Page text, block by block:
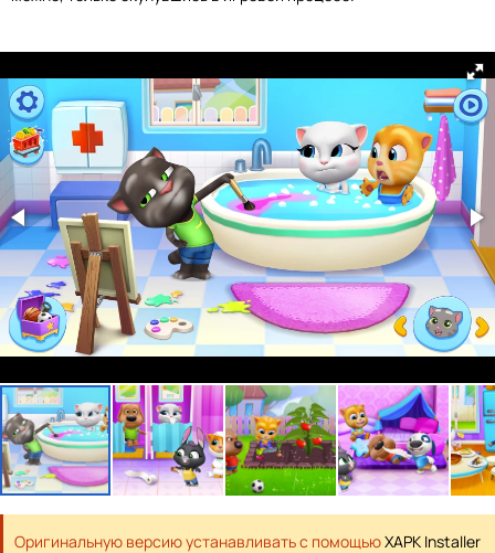
Оригинальную версию устанавливать с помощьюXAPK Installer